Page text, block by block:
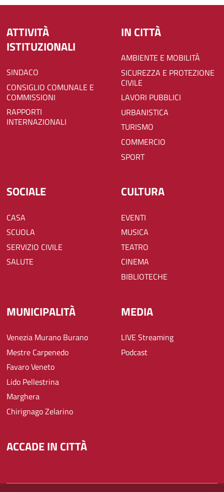
ATTIVITÀ
ISTITUZIONALI
SINDACO
CONSIGLIO COMUNALE E
COMMISSIONI
RAPPORTI
INTERNAZIONALI
IN CITTÀ
AMBIENTE E MOBILITÀ
SICUREZZA E PROTEZIONE
CIVILE
LAVORI PUBBLICI
URBANISTICA
TURISMO
COMMERCIO
SPORT
SOCIALE
CASA
SCUOLA
SERVIZIO CIVILE
SALUTE
CULTURA
EVENTI
MUSICA
TEATRO
CINEMA
BIBLIOTECHE
MUNICIPALITÀ
Venezia Murano Burano
Mestre Carpenedo
Favaro Veneto
Lido Pellestrina
Marghera
Chirignago Zelarino
MEDIA
LIVE Streaming
Podcast
ACCADE IN CITTÀ